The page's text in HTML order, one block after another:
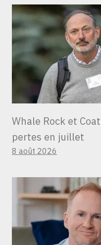
Whale Rock et
pertes en juillet
8 août 2026